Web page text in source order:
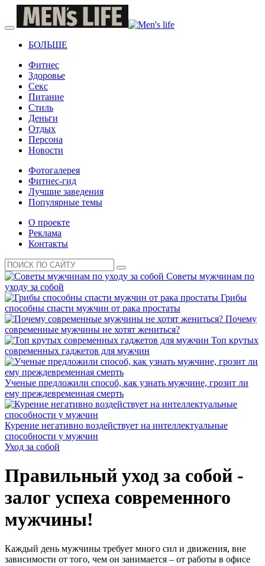
БОЛЬШЕ
Фитнес
Здоровье
Секс
Питание
Стиль
Деньги
Отдых
Персона
Новости
Фотогалерея
Фитнес-гид
Лучшие заведения
Популярные темы
О проекте
Реклама
Контакты
Советы мужчинам по
уходу за собой
Грибы
способны спасти мужчин от рака простаты
Почему
современные мужчины не хотят жениться?
Топ крутых
современных гаджетов для мужчин
Ученые предложили способ, как узнать мужчине, грозит ли
ему преждевременная смерть
Курение негативно воздействует на интеллектуальные
способности у мужчин
Уход за собой
Правильный уход за собой -
залог успеха современного
мужчины!
Каждый день мужчины требует много сил и движения, вне
зависимости от того, чем он занимается – от работы в офисе